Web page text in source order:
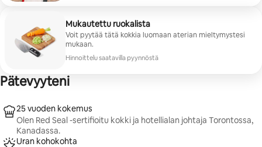
Mukautettu ruokalista
Voit pyytää tätä kokkia luomaan aterian mieltymystesi
mukaan.
Hinnoittelu saatavilla pyynnöstä
Pätevyyteni
25 vuoden kokemus
Olen Red Seal -sertifioitu kokki ja hotellialan johtaja Torontossa,
Kanadassa.
Uran kohokohta